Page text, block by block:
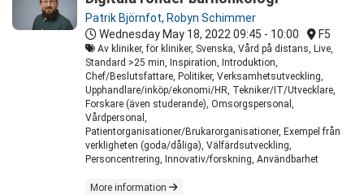
Patrik Björnfot, Robyn Schimmer
Wednesday May 18, 2022 09:45 - 10:00 F5
Av kliniker, för kliniker, Svenska, Vård på distans, Live,
Standard >25 min, Inspiration, Introduktion,
Chef/Beslutsfattare, Politiker, Verksamhetsutveckling,
Upphandlare/inköp/ekonomi/HR, Tekniker/IT/Utvecklare,
Forskare (även studerande), Omsorgspersonal,
Vårdpersonal,
Patientorganisationer/Brukarorganisationer, Exempel från
verkligheten (goda/dåliga), Välfärdsutveckling,
Personcentrering, Innovativ/forskning, Användbarhet
More information